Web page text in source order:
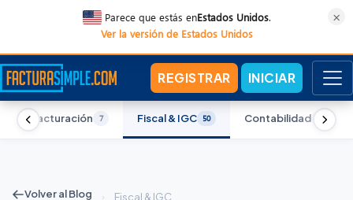
Parece que estás enEstados Unidos.
Ver la versión de Estados Unidos
×
REGISTRAR INICIAR
Facturación 7 Fiscal & IGC 50 Contabilidad 43
Volver al Blog › Fiscal & IGC